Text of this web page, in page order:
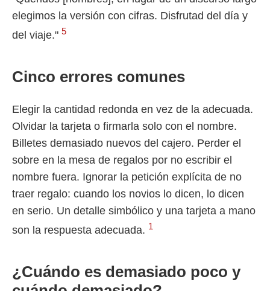
elegimos la versión con cifras. Disfrutad del día y
del viaje." 5
Cinco errores comunes
Elegir la cantidad redonda en vez de la adecuada.
Olvidar la tarjeta o firmarla solo con el nombre.
Billetes demasiado nuevos del cajero. Perder el
sobre en la mesa de regalos por no escribir el
nombre fuera. Ignorar la petición explícita de no
traer regalo: cuando los novios lo dicen, lo dicen
en serio. Un detalle simbólico y una tarjeta a mano
son la respuesta adecuada. 1
¿Cuándo es demasiado poco y